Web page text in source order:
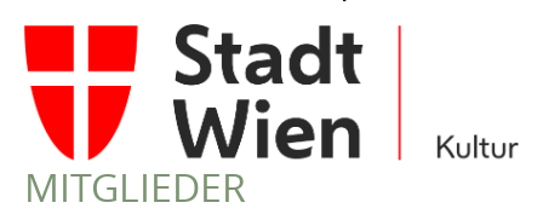
TERMINE sortiert
LYRIK IM MÄRZ
MITGLIEDER
VEREIN
Robert Musil Gedenkraum
MITGLIEDER